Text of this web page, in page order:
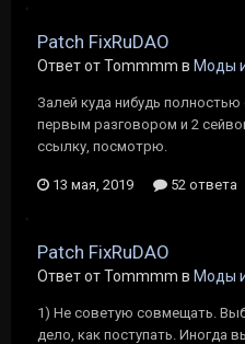
Patch FixRuDAO
Ответ от Tommmm в Моды
Залей куда нибудь
первым разговором и 2
ссылку, посмотрю.
13 мая, 2019 52 ответа
Patch FixRuDAO
Ответ от Tommmm в Моды
1) Не советую совмещать.
дело, как поступать. Иногда